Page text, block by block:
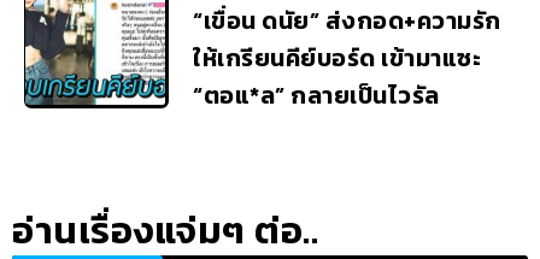
“เขื่อน ดนัย” ส่งกอด+ความรัก
ให้เกรียนคีย์บอร์ด เข้ามาแซะ
“ตอแ*ล” กลายเป็นไวรัล
อ่านเรื่องแจ่มๆ ต่อ..